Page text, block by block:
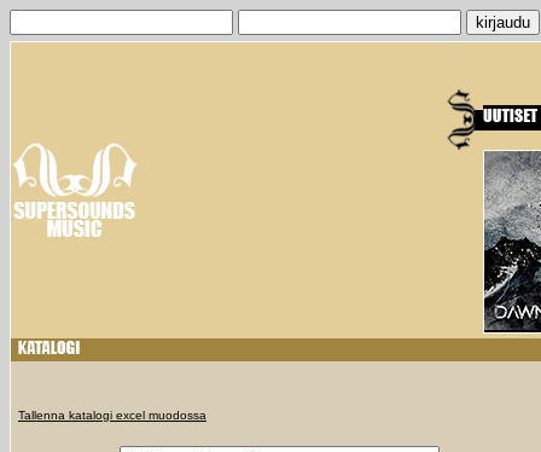
Tallenna katalogi excel muodossa